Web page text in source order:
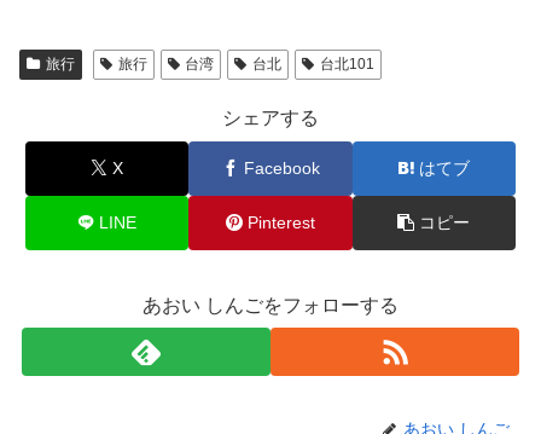
旅行 旅行 台湾 台北 台北101
シェアする
X Facebook はてブ
LINE Pinterest コピー
あおい しんごをフォローする
あおい しんご